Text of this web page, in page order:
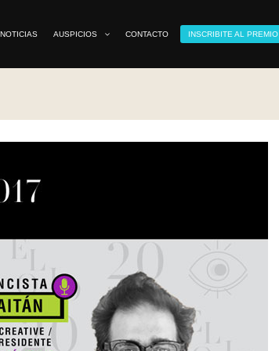
NOTICIAS AUSPICIOS CONTACTO INSCRIBITE AL PREMIO